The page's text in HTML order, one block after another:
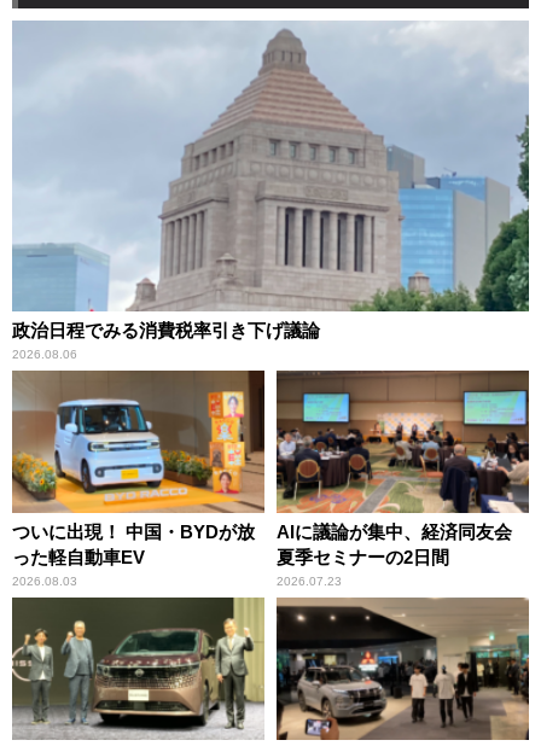
政治日程でみる消費税率引き下げ議論
2026.08.06
ついに出現！ 中国・BYDが放
った軽自動車EV
2026.08.03
AIに議論が集中、経済同友会
夏季セミナーの2日間
2026.07.23